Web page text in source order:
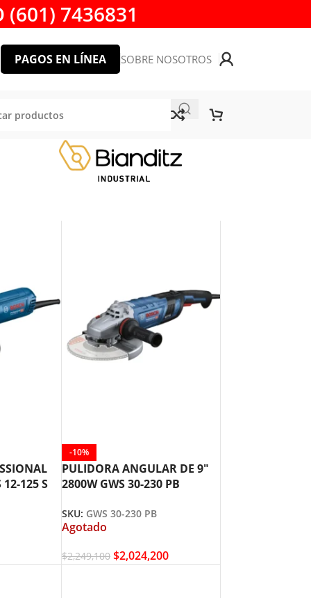
(601) 7436831
PAGOS EN LÍNEA SOBRE NOSOTROS
125 S
-10%
PULIDORA ANGULAR DE 9″
2800W GWS 30-230 PB
SKU: GWS 30-230 PB
Agotado
$2,249,100 $2,024,200